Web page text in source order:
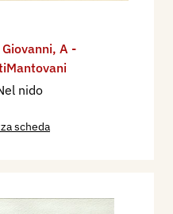
, A -
nido
scheda